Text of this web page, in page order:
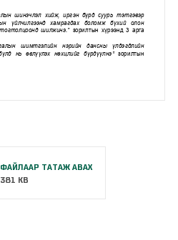
ФАЙЛААР ТАТАЖ АВАХ
381 KB